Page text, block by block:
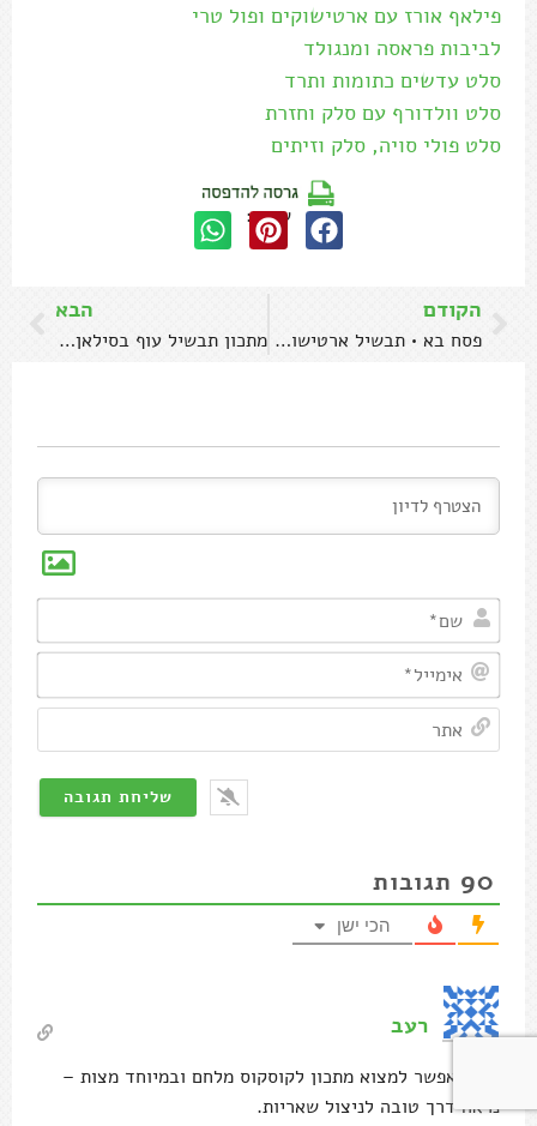
פילאף אורז עם ארטישוקים ופול טרי
לביבות פראסה ומנגולד
סלט עדשים כתומות ותרד
סלט וולדורף עם סלק וחזרת
סלט פולי סויה, סלק וזיתים
שתפו:
הקודם
פסח בא • תבשיל ארטישוק ושומר עם תרד ושום
הבא
מתכון תבשיל עוף בסילאן ואגוזי מלך
90 תגובות
הכי ישן
רעב
איפה אפשר למצוא מתכון לקוסקוס מלחם ובמיוחד מצות –
נראה דרך טובה לניצול שאריות.